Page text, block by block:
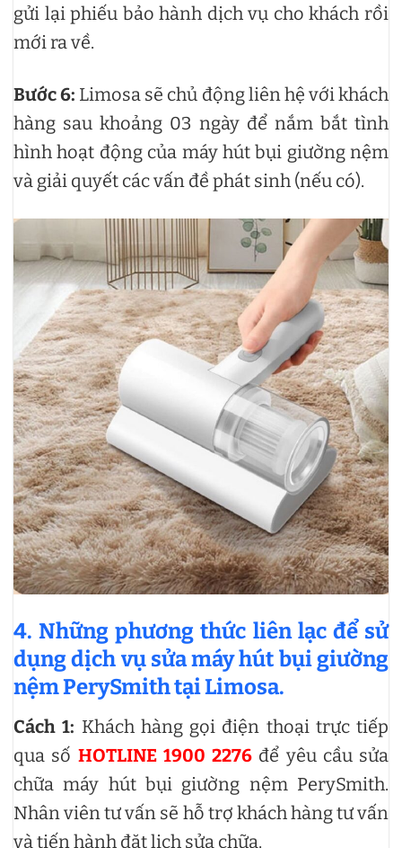
gửi lại phiếu bảo hành dịch vụ cho khách rồi
mới ra về.
Bước 6: Limosa sẽ chủ động liên hệ với khách
hàng sau khoảng 03 ngày để nắm bắt tình
hình hoạt động của máy hút bụi giường nệm
và giải quyết các vấn đề phát sinh (nếu có).
4. Những phương thức liên lạc để sử
dụng dịch vụ sửa máy hút bụi giường
nệm PerySmith tại Limosa.
Cách 1: Khách hàng gọi điện thoại trực tiếp
qua số HOTLINE 1900 2276 để yêu cầu sửa
chữa máy hút bụi giường nệm PerySmith.
Nhân viên tư vấn sẽ hỗ trợ khách hàng tư vấn
và tiến hành đặt lịch sửa chữa.